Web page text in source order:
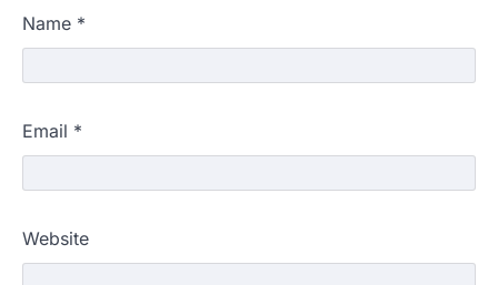
Name *
Email *
Website